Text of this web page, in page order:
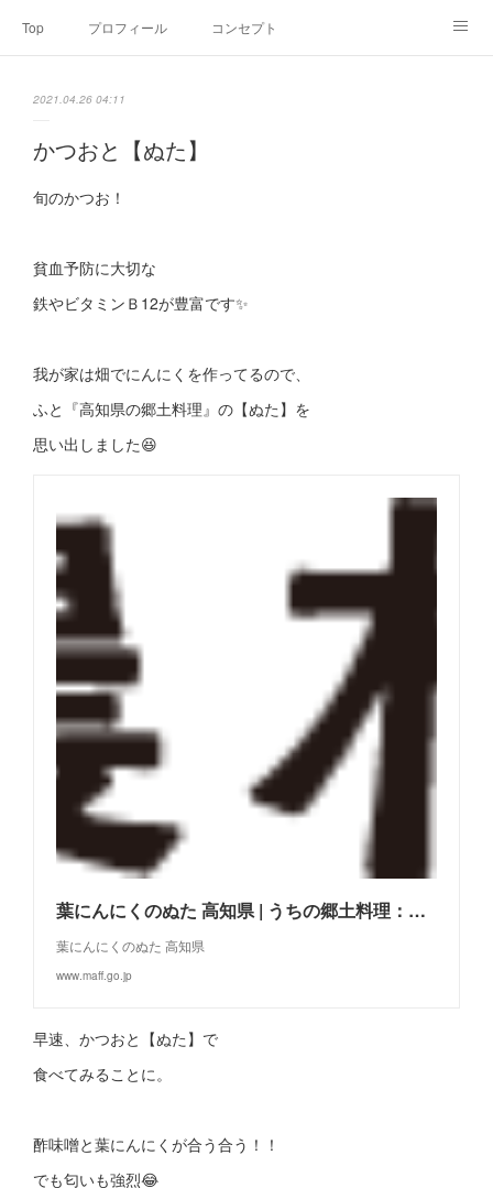
Top プロフィール コンセプト
SNS
2021.04.26 04:11
かつおと【ぬた】
旬のかつお！
貧血予防に大切な
鉄やビタミンＢ12が豊富です✨
我が家は畑でにんにくを作ってるので、
ふと『高知県の郷土料理』の【ぬた】を
思い出しました😆
葉にんにくのぬた 高知県 | うちの郷土料理：農林水産省
葉にんにくのぬた 高知県
www.maff.go.jp
早速、かつおと【ぬた】で
食べてみることに。
酢味噌と葉にんにくが合う合う！！
でも匂いも強烈😂